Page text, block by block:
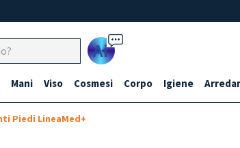
Ai
Mani Viso Cosmesi Corpo Igiene
Piedi LineaMed+